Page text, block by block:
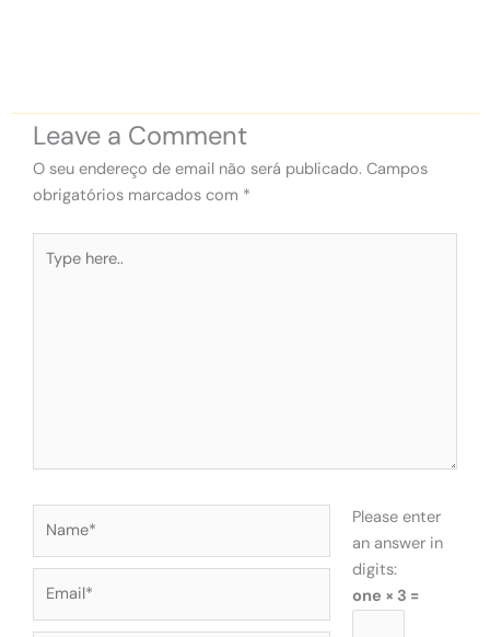
Leave a Comment
O seu endereço de email não será publicado. Campos
obrigatórios marcados com *
here..
Please enter
an answer in
digits:
one × 3 =